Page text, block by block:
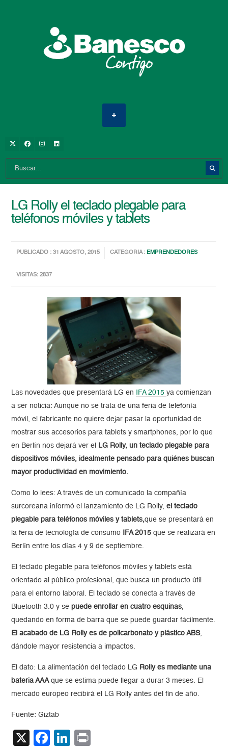
LG Rolly el teclado plegable para
teléfonos móviles y tablets
PUBLICADO : 31 AGOSTO, 2015 CATEGORIA : EMPRENDEDORES
VISITAS: 2837
Las novedades que presentará LG en IFA 2015ya comienzan
a ser noticia: Aunque no se trata de una feria de telefonía
móvil, el fabricante no quiere dejar pasar la oportunidad de
mostrar sus accesorios para tablets y smartphones, por lo que
en Berlín nos dejará ver el
LG Rolly, un teclado plegable para
dispositivos móviles, idealmente pensado para quiénes buscan
mayor productividad en movimiento.
Como lo lees: A través de un comunicado la compañía
surcoreana informó el lanzamiento de LG Rolly, el teclado
plegable para teléfonos móviles y tablets,que se presentará en
la feria de tecnología de consumo
IFA 2015 que se realizará en
Berlín entre los días 4 y 9 de septiembre.
El teclado plegable para teléfonos móviles y tablets está
orientado al público profesional, que busca un producto útil
para el entorno laboral. El teclado se conecta a través de
Bluetooth 3.0 y sepuede enrollar en cuatro esquinas,
quedando en forma de barra que se puede guardar fácilmente.
El acabado de LG Rolly es de policarbonato y plástico ABS,
dándole mayor resistencia a impactos.
El dato: La alimentación del teclado LG Rolly es mediante una
bateria AAAque se estima puede llegar a durar 3 meses. El
mercado europeo recibirá el LG Rolly antes del fin de año.
Fuente: Giztab
X Facebook
LinkedIn